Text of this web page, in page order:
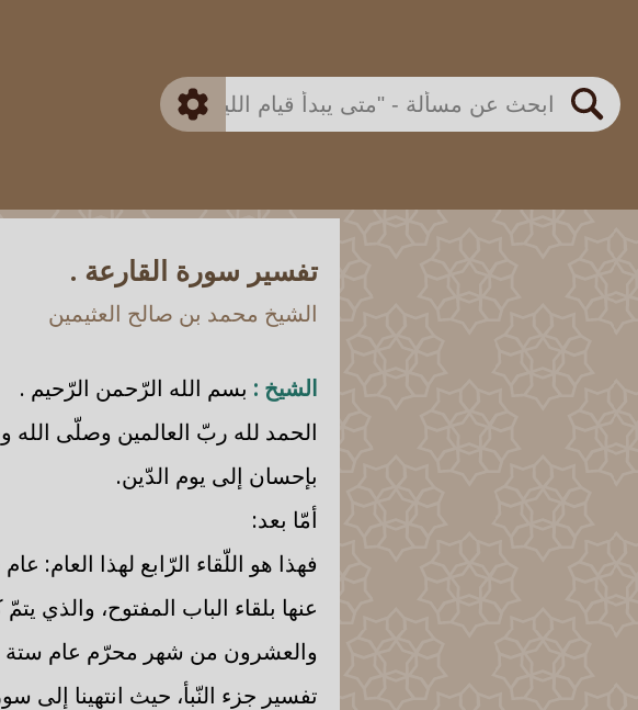
بحث
اللجنة الدائمة
متقدم
تفسير سورة القارعة .
الشيخ محمد بن صالح العثيمين
الشيخ : بسم الله الرّحمن الرّحيم .
الحمد لله ربّ العالمين وصلّى
بإحسان إلى يوم الدّين.
أمّا بعد:
فهذا هو اللّقاء الرّابع لهذا العام:
عنها بلقاء الباب المفتوح،
والعشرون من شهر محرّم عام ستة عشر
تفسير جزء النّبأ، حيث انتهينا إلى